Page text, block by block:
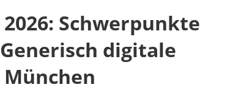
2026: Schwerpunkte
digitale
München